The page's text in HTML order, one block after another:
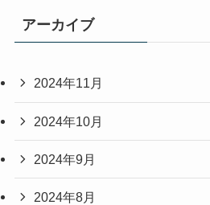
アーカイブ
2024年11月
2024年10月
2024年9月
2024年8月